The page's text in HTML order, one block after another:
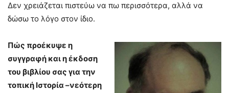
Δεν χρειάζεται πιστεύω να πω περισσότερα, αλλά να
δώσω το λόγο στον ίδιο.
Πώς προέκυψε η
συγγραφή και η έκδοση
του βιβλίου σας για την
τοπική Ιστορία –νεότερη